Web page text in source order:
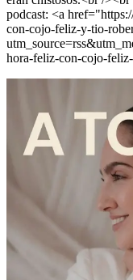
podcast: <a
con-cojo-feliz-y-tio-
hora-feliz-con-cojo-